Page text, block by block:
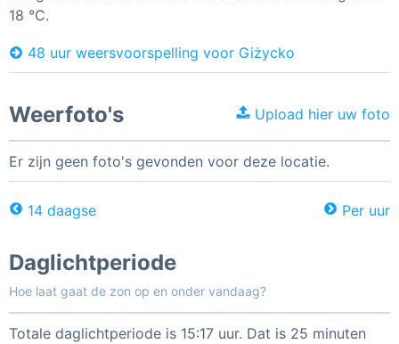
18 °C.
48 uur weersvoorspelling voor Giżycko
Weerfoto's Upload hier uw foto
Er zijn geen foto's gevonden voor deze locatie.
14 daagse Per uur
Daglichtperiode
Hoe laat gaat de zon op en onder vandaag?
Totale daglichtperiode is 15:17 uur. Dat is 25 minuten